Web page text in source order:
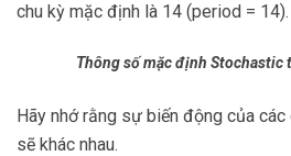
chu kỳ mặc định là 14 (period = 14).
Thông số mặc định Stochastic
Hãy nhớ rằng sự biến động của các
sẽ khác nhau.